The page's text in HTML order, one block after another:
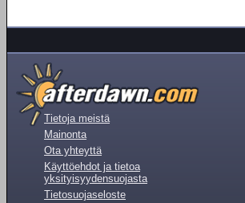
Tietoja meistä
Mainonta
Ota yhteyttä
Käyttöehdot ja tietoa
yksityisyydensuojasta
Tietosuojaseloste